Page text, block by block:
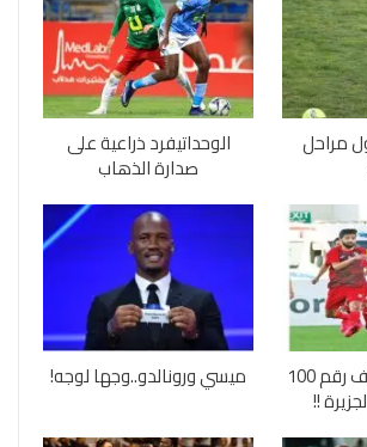
مراحل الوحداتيفرد ذراعية على
صدارة الذهاب
من سيسجل الهدف رقم 100
!!
ميسي ورونالدو..وجها لوجه!